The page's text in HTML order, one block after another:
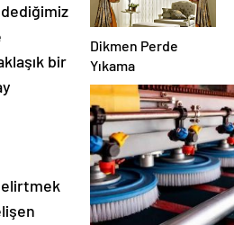
bir
Dikmen Perde
Yıkama